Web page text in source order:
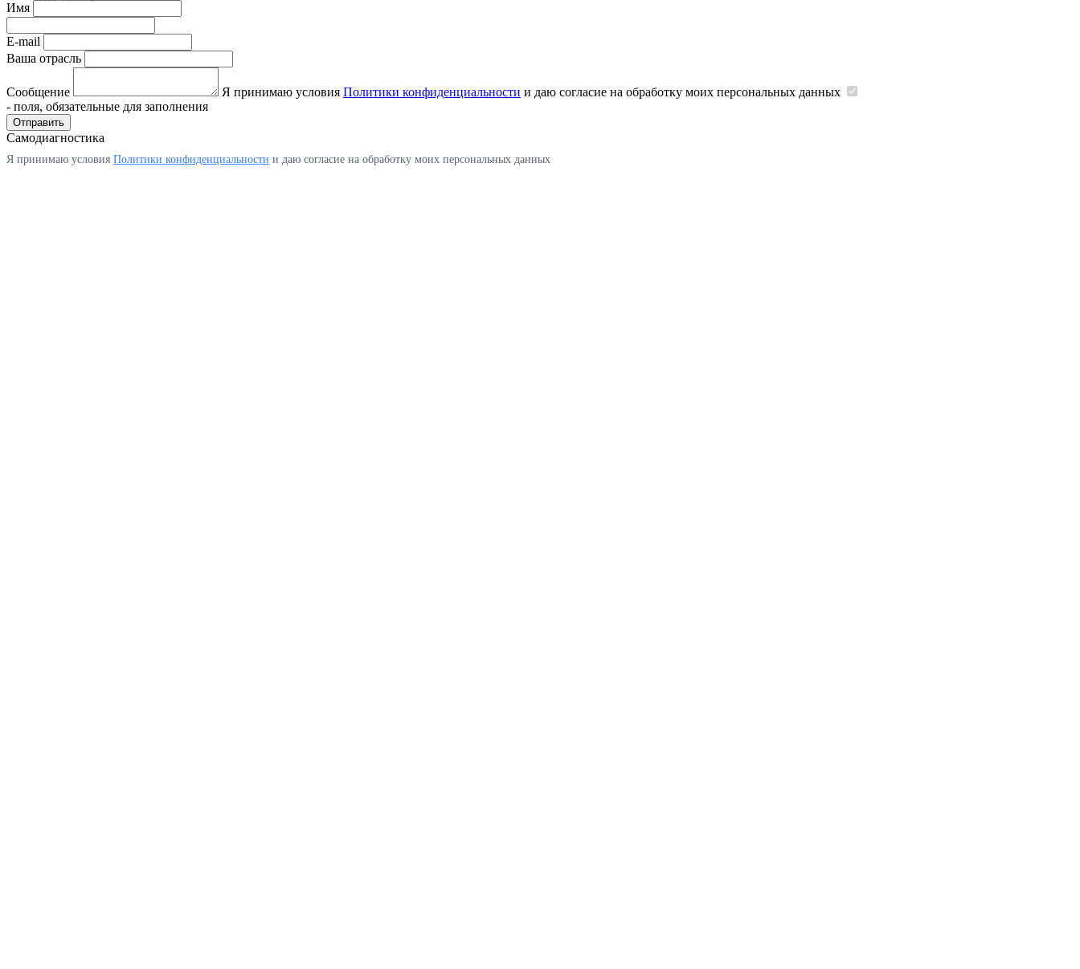
Имя
E-mail
Ваша отрасль
Сообщение Я принимаю условия Политики конфиденциальности и даю согласие на обработку моих персональных данных
- поля, обязательные для заполнения
Отправить
Самодиагностика
Я принимаю условия Политики конфиденциальности и даю согласие на обработку моих персональных данных